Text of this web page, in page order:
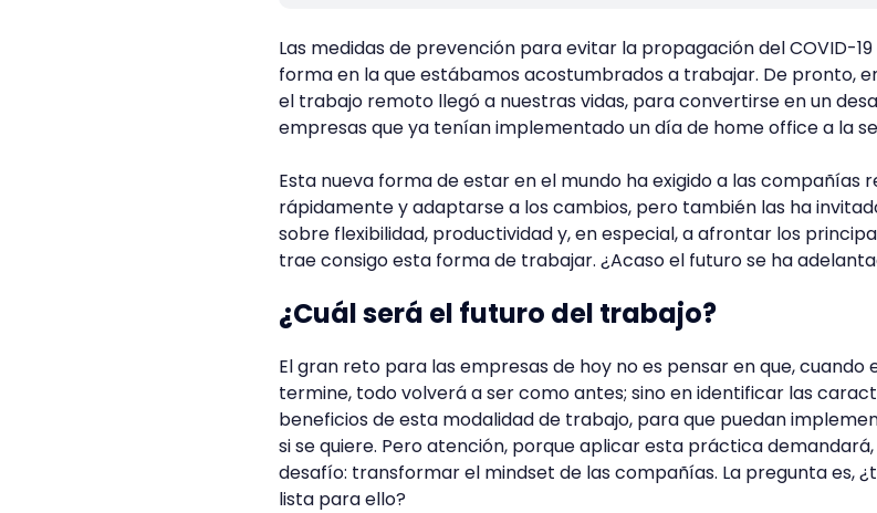
Las medidas de prevención para evitar la propagación del COVID-
forma en la que estábamos acostumbrados a trabajar. De pronto,
el trabajo remoto llegó a nuestras vidas, para convertirse en un
empresas que ya tenían implementado un día de home office a la
Esta nueva forma de estar en el mundo ha exigido a las compañías
rápidamente y adaptarse a los cambios, pero también las ha
sobre flexibilidad, productividad y, en especial, a afrontar los
trae consigo esta forma de trabajar. ¿Acaso el futuro se ha
¿Cuál será el futuro del trabajo?
El gran reto para las empresas de hoy no es pensar en que, cuando
termine, todo volverá a ser como antes; sino en identificar las
beneficios de esta modalidad de trabajo, para que puedan
si se quiere. Pero atención, porque aplicar esta práctica
desafío: transformar el mindset de las compañías. La pregunta es,
lista para ello?